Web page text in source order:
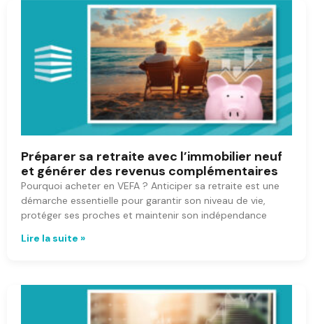
Préparer sa retraite avec l’immobilier neuf
et générer des revenus complémentaires
Pourquoi acheter en VEFA ? Anticiper sa retraite est une
démarche essentielle pour garantir son niveau de vie,
protéger ses proches et maintenir son indépendance
Lire la suite »